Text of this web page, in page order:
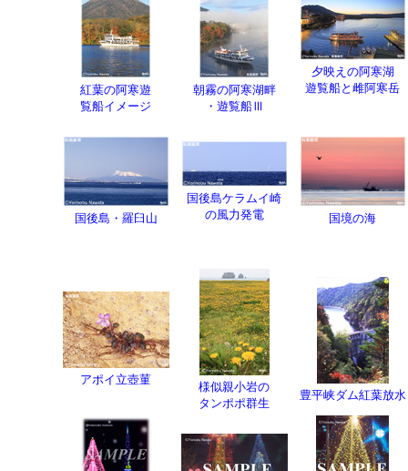
紅葉の阿寒遊
覧船イメージ
朝霧の阿寒湖畔
・遊覧船Ⅲ
夕映えの阿寒湖
遊覧船と雌阿寒岳
国後島・羅臼山
国後島ケラムイ崎
の風力発電
国境の海
アポイ立壺菫
様似親小岩の
タンポポ群生
豊平峡ダム紅葉放水